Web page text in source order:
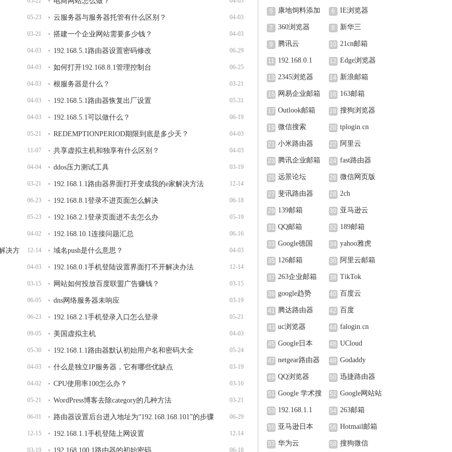
05-23 04-03
云服务器与服务器托管有什么区别？
03-21 04-03
搭建一个企业网站需要多少钱？
04-03 06-29
192.168.5.1路由器设置密码修改
04-03 06-25
如何打开192.168.8.1管理控制台
04-03 03-21
根服务器是什么？
04-03 05-31
192.168.5.1路由器恢复出厂设置
04-03 06-19
192.168.5.1可以做什么？
05-21 04-03
REDEMPTIONPERIOD期限到底是多少天？
11-07 04-03
共享虚拟主机和独享有什么区别？
04-04 03-19
ddos压力测试工具
03-21 12-14
192.168.1.1路由器界面打开变成我的e家解决方法
06-23 06-18
192.168.8.1登录不进页面怎么解决
05-23 05-19
192.168.2.1登录页面进不去怎么办
04-02 06-16
192.168.10.1连接问题汇总
12-14
决方 04-03
域名push是什么意思？
04-03 12-14
192.168.0.1手机登陆设置界面打不开解决办法
03-15 03-15
网站如何投放百度联盟广告赚钱？
06-05 03-19
dns网络服务器未响应
06-23 05-21
192.168.2.1手机登录入口怎么登录
09-05 04-03
美国虚拟主机
05-30 05-24
192.168.1.1路由器默认初始用户名和密码大全
04-03 03-19
什么是独立IP服务器，它有哪些优缺点
04-02 03-16
CPU使用率100怎么办？
05-21 03-21
WordPress博客去除category的几种方法
06-01 06-29
路由器设置后台进入地址为“192.168.168.101”的步骤
12-15 12-14
192.168.1.1手机登陆上网设置
03-19 06-18
192.168.100.1路由器的初始密码
5
康地饲料添加
剂（北京）有限公
司
6 IE浏览器
7 360浏览器 8 新华三
9 腾讯云 10 21cn邮箱
11 192.168.0.1 12 Edge浏览器
13 2345浏览器 14 新浪邮箱
15 网易企业邮箱 16 163邮箱
17 Outlook邮箱 18 搜狗浏览器
19 微信搜索 20 tplogin.cn
21 小米路由器 22 阿里云
23 腾讯企业邮箱 24 fast路由器
25 远景论坛 26 微信网页版
27 斐讯路由器 28 2ch
29 139邮箱 30 亚马逊云
31 QQ邮箱 32 189邮箱
33 Google德国 34 yahoo雅虎
35 126邮箱 36 阿里云邮箱
37 263企业邮箱 38 TikTok
39 google趋势 40 百度云
41 腾达路由器 42 百度
43 uc浏览器 44 falogin.cn
45 Google日本 46 UCloud
47 netgear路由器 48 Godaddy
49 QQ浏览器 50 迅捷路由器
51 Google 学术搜
索
52 Google网站站
长中心
53 192.168.1.1 54 263邮箱
55 亚马逊日本 56 Hotmail邮箱
57 华为云 58 搜狗微信